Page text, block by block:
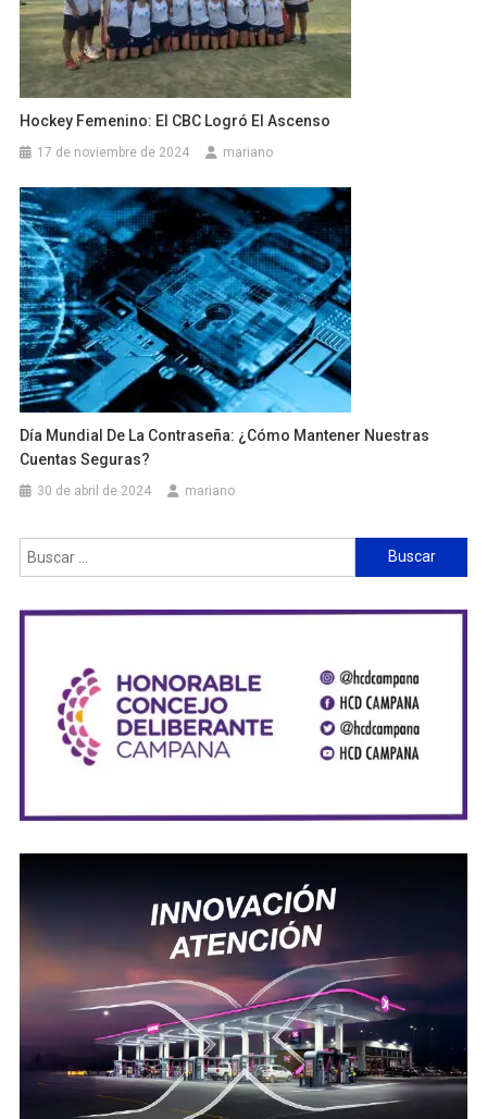
Hockey Femenino: El CBC Logró El Ascenso
17 de noviembre de 2024 mariano
Día Mundial De La Contraseña: ¿Cómo Mantener Nuestras
Cuentas Seguras?
30 de abril de 2024 mariano
Buscar: